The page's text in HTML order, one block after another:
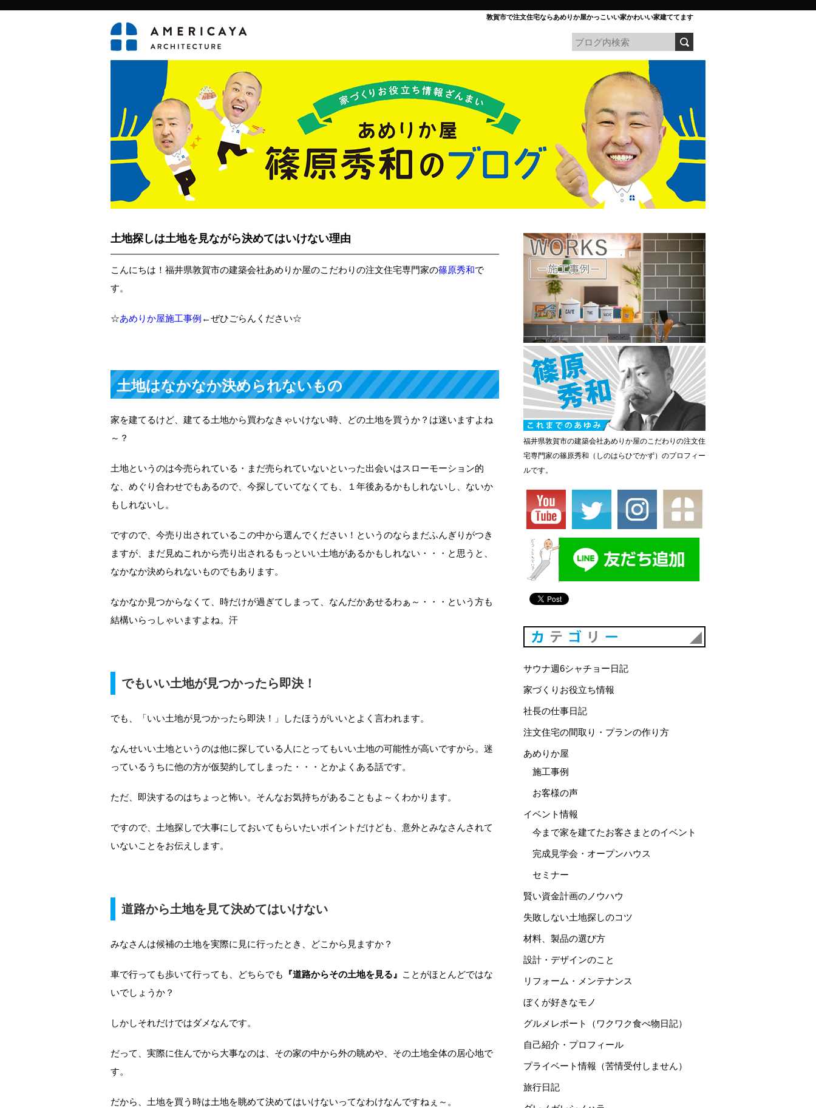
敦賀市で注文住宅ならあめりか屋かっこいい家かわいい家建ててます
土地探しは土地を見ながら決めてはいけない理由
こんにちは！福井県敦賀市の建築会社あめりか屋のこだわりの注文住宅専門家の篠原秀和で
す。
☆あめりか屋施工事例 ←ぜひごらんください☆
土地はなかなか決められないもの
家を建てるけど、建てる土地から買わなきゃいけない時、どの土地を買うか？は迷いますよね
～？
土地というのは今売られている・まだ売られていないといった出会いはスローモーション的
な、めぐり合わせでもあるので、今探していてなくても、１年後あるかもしれないし、ないか
もしれないし。
ですので、今売り出されているこの中から選んでください！というのならまだふんぎりがつき
ますが、まだ見ぬこれから売り出されるもっといい土地があるかもしれない・・・と思うと、
なかなか決められないものでもあります。
なかなか見つからなくて、時だけが過ぎてしまって、なんだかあせるわぁ～・・・という方も
結構いらっしゃいますよね。汗
でもいい土地が見つかったら即決！
でも、「いい土地が見つかったら即決！」したほうがいいとよく言われます。
なんせいい土地というのは他に探している人にとってもいい土地の可能性が高いですから。迷
っているうちに他の方が仮契約してしまった・・・とかよくある話です。
ただ、即決するのはちょっと怖い。そんなお気持ちがあることもよ～くわかります。
ですので、土地探しで大事にしておいてもらいたいポイントだけども、意外とみなさんされて
いないことをお伝えします。
道路から土地を見て決めてはいけない
みなさんは候補の土地を実際に見に行ったとき、どこから見ますか？
車で行っても歩いて行っても、どちらでも 『道路からその土地を見る』 ことがほとんどではな
いでしょうか？
しかしそれだけではダメなんです。
だって、実際に住んでから大事なのは、その家の中から外の眺めや、その土地全体の居心地で
す。
だから、土地を買う時は土地を眺めて決めてはいけないってなわけなんですねぇ～。
福井県敦賀市の建築会社あめりか屋のこだわりの注文住
宅専門家の篠原秀和（しのはらひでかず）のプロフィー
ルです。
サウナ週6シャチョー日記
家づくりお役立ち情報
社長の仕事日記
注文住宅の間取り・プランの作り方
あめりか屋
施工事例
お客様の声
イベント情報
今まで家を建てたお客さまとのイベント
完成見学会・オープンハウス
セミナー
賢い資金計画のノウハウ
失敗しない土地探しのコツ
材料、製品の選び方
設計・デザインのこと
リフォーム・メンテナンス
ぼくが好きなモノ
グルメレポート（ワクワク食べ物日記）
自己紹介・プロフィール
プライベート情報（苦情受付しません）
旅行日記